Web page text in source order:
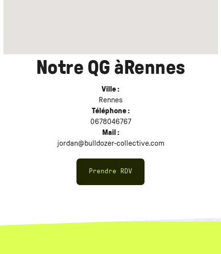
Notre QG à Rennes
Ville :
Rennes
Téléphone :
0678046767
Mail :
jordan@bulldozer-collective.com
Prendre RDV